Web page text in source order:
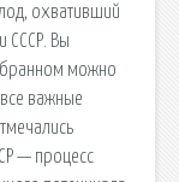
охвативший
СССР. Вы
можно
важные
— процесс